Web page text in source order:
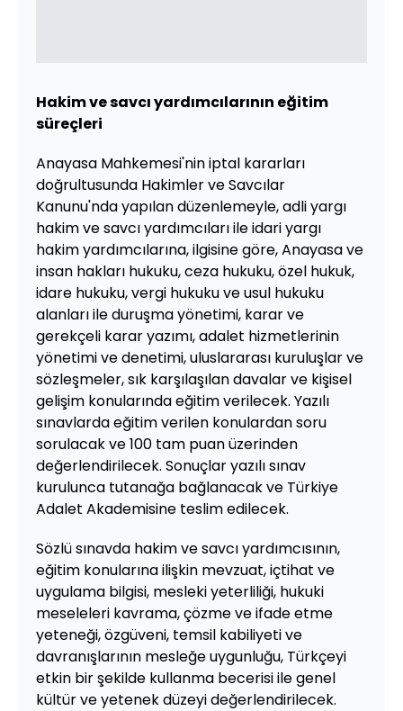
Hakim ve savcı yardımcılarının eğitim
süreçleri
Anayasa Mahkemesi'nin iptal kararları
doğrultusunda Hakimler ve Savcılar
Kanunu'nda yapılan düzenlemeyle, adli yargı
hakim ve savcı yardımcıları ile idari yargı
hakim yardımcılarına, ilgisine göre, Anayasa ve
insan hakları hukuku, ceza hukuku, özel hukuk,
idare hukuku, vergi hukuku ve usul hukuku
alanları ile duruşma yönetimi, karar ve
gerekçeli karar yazımı, adalet hizmetlerinin
yönetimi ve denetimi, uluslararası kuruluşlar ve
sözleşmeler, sık karşılaşılan davalar ve kişisel
gelişim konularında eğitim verilecek. Yazılı
sınavlarda eğitim verilen konulardan soru
sorulacak ve 100 tam puan üzerinden
değerlendirilecek. Sonuçlar yazılı sınav
kurulunca tutanağa bağlanacak ve Türkiye
Adalet Akademisine teslim edilecek.
Sözlü sınavda hakim ve savcı yardımcısının,
eğitim konularına ilişkin mevzuat, içtihat ve
uygulama bilgisi, mesleki yeterliliği, hukuki
meseleleri kavrama, çözme ve ifade etme
yeteneği, özgüveni, temsil kabiliyeti ve
davranışlarının mesleğe uygunluğu, Türkçeyi
etkin bir şekilde kullanma becerisi ile genel
kültür ve yetenek düzeyi değerlendirilecek.